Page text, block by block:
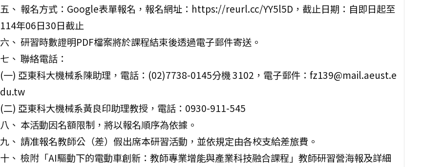
五、 報名方式：Google表單報名，報名網址：https://reurl.cc/YY5l5D，截止日期：自即日起至
114年06日30日截止
六、 研習時數證明PDF檔案將於課程結束後透過電子郵件寄送。
七、 聯絡電話：
(一) 亞東科大機械系陳助理，電話：(02)7738-0145分機 3102，電子郵件：fz139@mail.aeust.e
du.tw
(二) 亞東科大機械系黃良印助理教授，電話：0930-911-545
八、 本活動因名額限制，將以報名順序為依據。
九、 請准報名教師公（差）假出席本研習活動，並依規定由各校支給差旅費。
十、 檢附「AI驅動下的電動車創新：教師專業增能與產業科技融合課程」教師研習營海報及詳細